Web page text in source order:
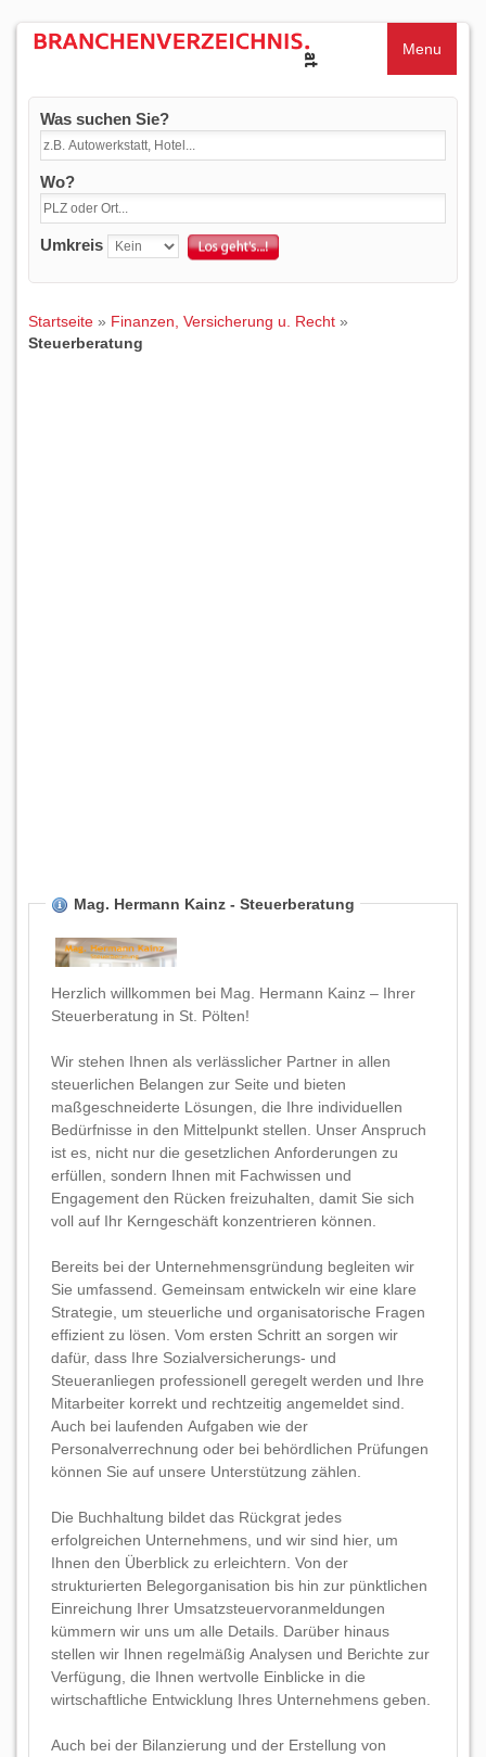
Menu
Was suchen Sie?
Wo?
Umkreis
Startseite » Finanzen, Versicherung u. Recht »
Steuerberatung
Mag. Hermann Kainz - Steuerberatung
Herzlich willkommen bei Mag. Hermann Kainz – Ihrer
Steuerberatung in St. Pölten!
Wir stehen Ihnen als verlässlicher Partner in allen
steuerlichen Belangen zur Seite und bieten
maßgeschneiderte Lösungen, die Ihre individuellen
Bedürfnisse in den Mittelpunkt stellen. Unser Anspruch
ist es, nicht nur die gesetzlichen Anforderungen zu
erfüllen, sondern Ihnen mit Fachwissen und
Engagement den Rücken freizuhalten, damit Sie sich
voll auf Ihr Kerngeschäft konzentrieren können.
Bereits bei der Unternehmensgründung begleiten wir
Sie umfassend. Gemeinsam entwickeln wir eine klare
Strategie, um steuerliche und organisatorische Fragen
effizient zu lösen. Vom ersten Schritt an sorgen wir
dafür, dass Ihre Sozialversicherungs- und
Steueranliegen professionell geregelt werden und Ihre
Mitarbeiter korrekt und rechtzeitig angemeldet sind.
Auch bei laufenden Aufgaben wie der
Personalverrechnung oder bei behördlichen Prüfungen
können Sie auf unsere Unterstützung zählen.
Die Buchhaltung bildet das Rückgrat jedes
erfolgreichen Unternehmens, und wir sind hier, um
Ihnen den Überblick zu erleichtern. Von der
strukturierten Belegorganisation bis hin zur pünktlichen
Einreichung Ihrer Umsatzsteuervoranmeldungen
kümmern wir uns um alle Details. Darüber hinaus
stellen wir Ihnen regelmäßig Analysen und Berichte zur
Verfügung, die Ihnen wertvolle Einblicke in die
wirtschaftliche Entwicklung Ihres Unternehmens geben.
Auch bei der Bilanzierung und der Erstellung von